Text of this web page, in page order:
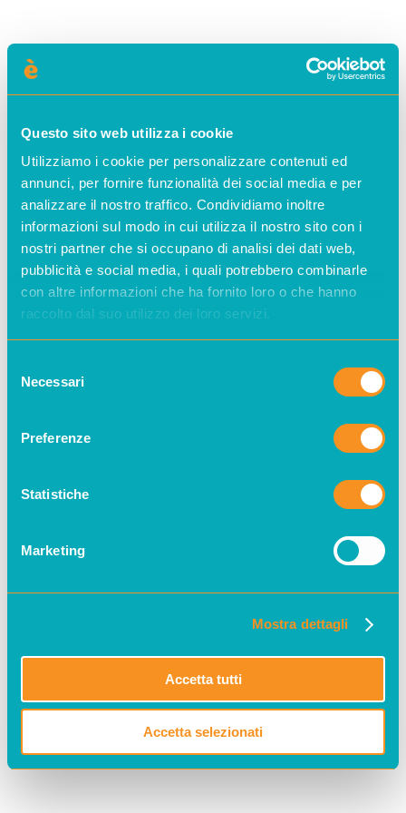
Questo sito web utilizza i cookie
Utilizziamo i cookie per personalizzare contenuti ed
annunci, per fornire funzionalità dei social media e per
analizzare il nostro traffico. Condividiamo inoltre
informazioni sul modo in cui utilizza il nostro sito con i
nostri partner che si occupano di analisi dei dati web,
pubblicità e social media, i quali potrebbero combinarle
con altre informazioni che ha fornito loro o che hanno
raccolto dal suo utilizzo dei loro servizi.
delNecessari
Preferenze
Statistiche
Marketing
Mostra dettagli
Accetta tutti
Accetta selezionati